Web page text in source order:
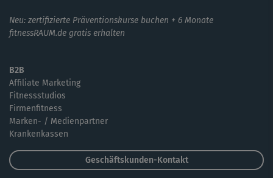
Neu: zertifizierte Präventionskurse buchen + 6 Monate
fitnessRAUM.de gratis erhalten
B2B
Affiliate Marketing
Fitnessstudios
Firmenfitness
Marken- / Medienpartner
Krankenkassen
Geschäftskunden-Kontakt